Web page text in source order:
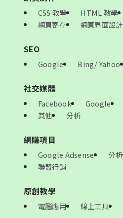
CSS 教學 HTML 教學
網頁寄存
網頁界面設計
SEO
Google Bing/ Yahoo
社交媒體
Facebook Google
其他
分析
網賺項目
Google Adsense 分析
聯盟行銷
原創教學
電腦應用 線上工具